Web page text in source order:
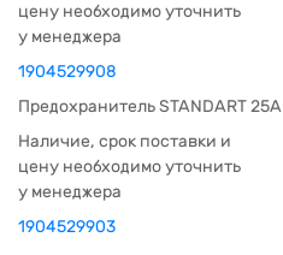
цену необходимо уточнить
у менеджера
1904529908
Предохранитель STANDART 25A
Наличие, срок поставки и
цену необходимо уточнить
у менеджера
1904529903